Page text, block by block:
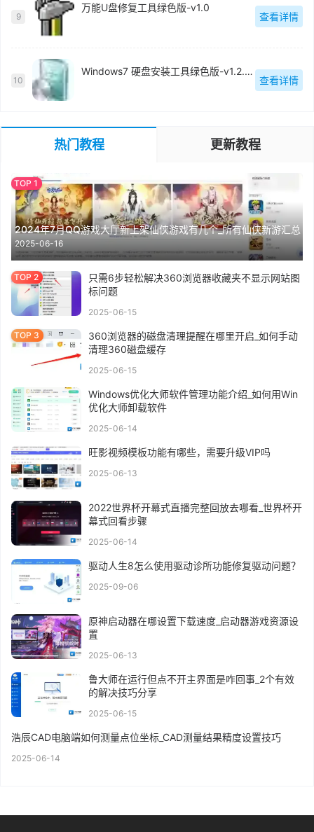
9
万能U盘修复工具绿色版-v1.0
查看详情
10
Windows7 硬盘安装工具绿色版-v1.2.0.62
查看详情
热门教程 更新教程
2024年7月QQ游戏大厅新上架仙侠游戏有几个_所有仙侠新游汇总
2025-06-16
只需6步轻松解决360浏览器收藏夹不显示网站图
标问题
2025-06-15
360浏览器的磁盘清理提醒在哪里开启_如何手动
清理360磁盘缓存
2025-06-15
Windows优化大师软件管理功能介绍_如何用Win
优化大师卸载软件
2025-06-14
旺影视频模板功能有哪些，需要升级VIP吗
2025-06-13
2022世界杯开幕式直播完整回放去哪看_世界杯开
幕式回看步骤
2025-06-14
驱动人生8怎么使用驱动诊所功能修复驱动问题？
2025-09-06
原神启动器在哪设置下载速度_启动器游戏资源设
置
2025-06-13
鲁大师在运行但点不开主界面是咋回事_2个有效
的解决技巧分享
2025-06-15
浩辰CAD电脑端如何测量点位坐标_CAD测量结果精度设置技巧
2025-06-14